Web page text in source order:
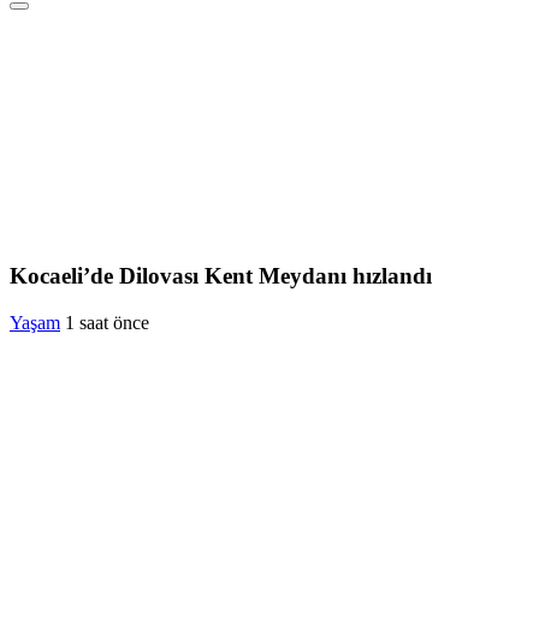
Kocaeli’de Dilovası Kent Meydanı hızlandı
Yaşam 1 saat önce